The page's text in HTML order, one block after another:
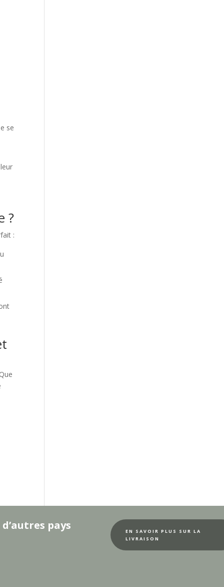
se
?
:
pays
EN SAVOIR PLUS SUR LA
LIVRAISON